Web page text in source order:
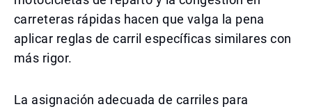
carreteras rápidas hacen que valga la pena
aplicar reglas de carril específicas similares con
más rigor.
La asignación adecuada de carriles para